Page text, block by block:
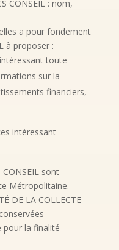
CONSEIL : nom,
a pour fondement
à proposer :
toute
sur la
financiers,
intéressant
sont
Métropolitaine.
DE LA COLLECTE
pour la finalité